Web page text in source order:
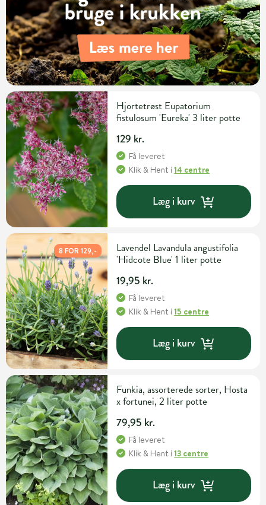
Hjortetrøst Eupatorium
fistulosum 'Eureka' 3 liter potte
129 kr.
Få leveret
Klik & Hent i14 centre
Læg i kurv
8 FOR 129,-
Lavendel Lavandula angustifolia
'Hidcote Blue' 1 liter potte
19,95 kr.
Få leveret
Klik & Hent i15 centre
Læg i kurv
Funkia, assorterede sorter, Hosta
x fortunei, 2 liter potte
79,95 kr.
Få leveret
Klik & Hent i13 centre
Læg i kurv